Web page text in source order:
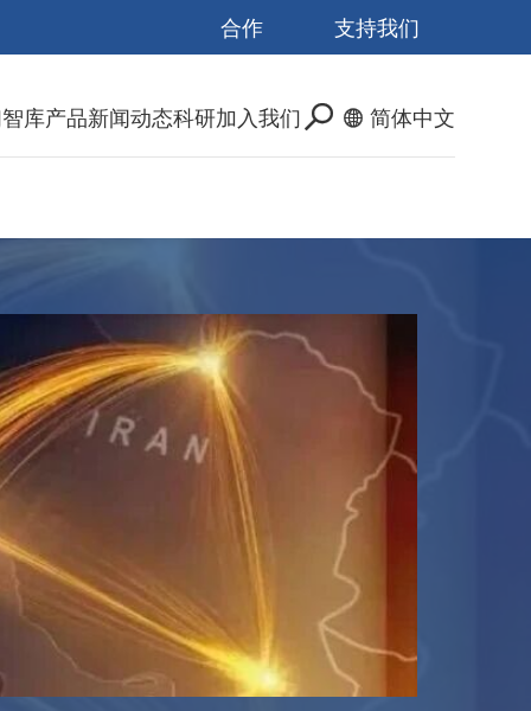
合作 支持我们
智库产品新闻动态科研加入我们 简体中文